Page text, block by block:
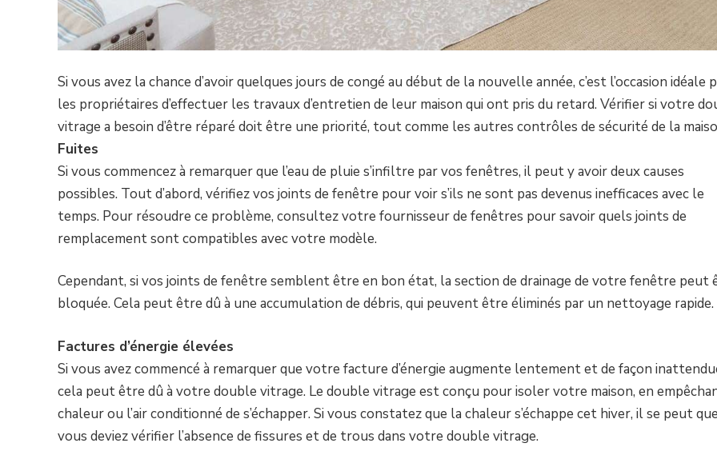
Si vous avez la chance d’avoir quelques jours de congé au début de la nouvelle année, c’est l’occasion idéale
les propriétaires d’effectuer les travaux d’entretien de leur maison qui ont pris du retard. Vérifier si votre
vitrage a besoin d’être réparé doit être une priorité, tout comme les autres contrôles de sécurité de la
Fuites
Si vous commencez à remarquer que l’eau de pluie s’infiltre par vos fenêtres, il peut y avoir deux causes
possibles. Tout d’abord, vérifiez vos joints de fenêtre pour voir s’ils ne sont pas devenus inefficaces avec le
temps. Pour résoudre ce problème, consultez votre fournisseur de fenêtres pour savoir quels joints de
remplacement sont compatibles avec votre modèle.
Cependant, si vos joints de fenêtre semblent être en bon état, la section de drainage de votre fenêtre peut
bloquée. Cela peut être dû à une accumulation de débris, qui peuvent être éliminés par un nettoyage rapide.
Factures d’énergie élevées
Si vous avez commencé à remarquer que votre facture d’énergie augmente lentement et de façon
cela peut être dû à votre double vitrage. Le double vitrage est conçu pour isoler votre maison, en
chaleur ou l’air conditionné de s’échapper. Si vous constatez que la chaleur s’échappe cet hiver, il se peut que
vous deviez vérifier l’absence de fissures et de trous dans votre double vitrage.